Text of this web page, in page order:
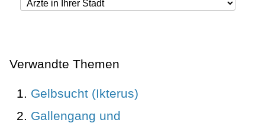
Verwandte Themen
Gelbsucht (Ikterus)
Gallengang und